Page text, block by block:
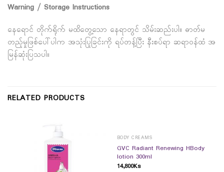
Warning / Storage Instructions
နေရောင် တိုက်ရိုက် မထိတွေ့သော နေရာတွင် သိမ်းဆည်းပါ။ ဓာတ်မ
တည့်မှုဖြစ်ပေါ်ပါက အသုံးပြုခြင်းကို ရပ်တန့်ပြီး နီးစပ်ရာ ဆရာဝန်ထံ အ
မြန်ဆုံးပြသပါ။
RELATED PRODUCTS
BODY CREAMS
GVC Radiant Renewing HBody
lotion 300ml
14,800Ks